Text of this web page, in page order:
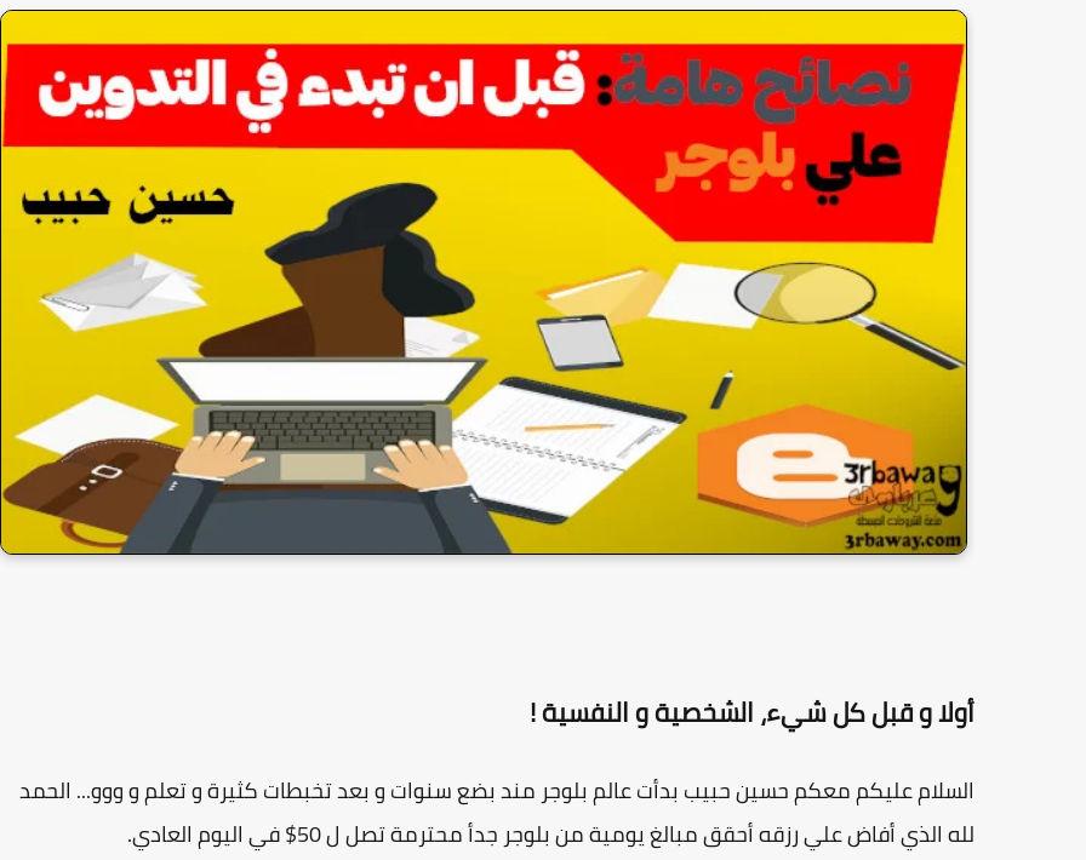
أولا و قبل كل شيء، الشخصية و النفسية !
السلام عليكم معكم حسين حبيب بدأت عالم بلوجر مند بضع سنوات و بعد تخبطات كثيرة و تعلم و ووو... الحمد
لله الذي أفاض علي رزقه أحقق مبالغ يومية من بلوجر جدأ محترمة تصل ل 50$ في اليوم العادي.